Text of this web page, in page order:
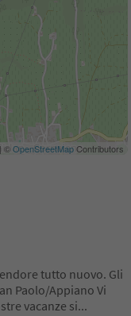
| ©OpenStreetMapContributors
tutto nuovo. Gli
Paolo/Appiano Vi
vacanze si...